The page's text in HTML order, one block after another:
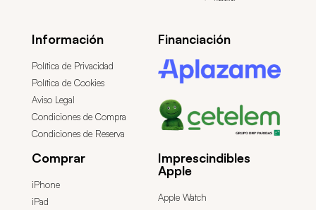
Información
Política de Privacidad
Política de Cookies
Aviso Legal
Condiciones de Compra
Condiciones de Reserva
Financiación
Comprar
iPhone
iPad
Imprescindibles
Apple
Apple Watch